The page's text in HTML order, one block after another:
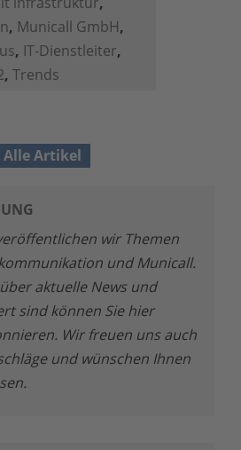
, Municall GmbH,
, IT-Dienstleiter,
, Trends
Alle Artikel
wir Themen
und Municall.
aktuelle News und
sind können Sie hier
Wir freuen uns auch
und wünschen Ihnen